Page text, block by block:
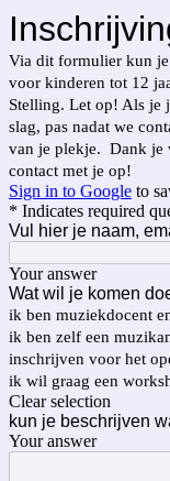
Via dit formulier kun
voor kinderen tot 12
Stelling. Let op! Als je
slag, pas nadat we
van je plekje. Dank je
contact met je op!
Sign in to Google to
* Indicates required
Vul hier je naam,
Your answer
Wat wil je komen
ik ben muziekdocent
ik ben zelf een
inschrijven voor het
ik wil graag een
Clear selection
kun je beschrijven
Your answer